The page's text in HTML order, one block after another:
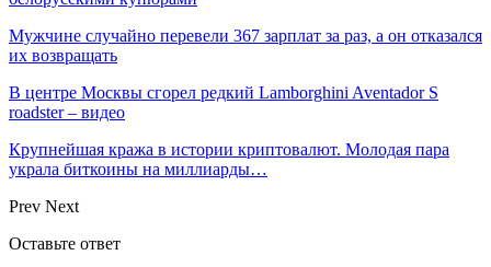
Мужчине случайно перевели 367 зарплат за раз, а он отказался
их возвращать
В центре Москвы сгорел редкий Lamborghini Aventador S
roadster – видео
Крупнейшая кража в истории криптовалют. Молодая пара
украла биткоины на миллиарды…
Prev Next
Оставьте ответ